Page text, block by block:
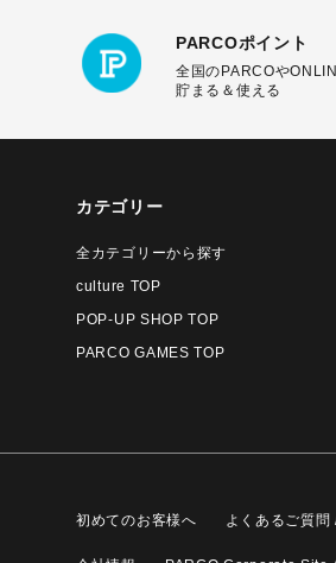
PARCOポイント
全国のPARCOや
貯まる＆使える
カテゴリー
全カテゴリーから探す
culture TOP
POP-UP SHOP TOP
PARCO GAMES TOP
初めてのお客様へ よくあるご質問